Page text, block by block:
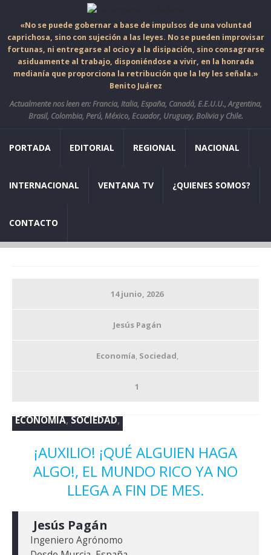
«No se puede gobernar a base de impulsos de una voluntad
caprichosa, sino con sujeción a las leyes. No se pueden improvisar
fortunas, ni entregarse al ocio y a la disipación, sino consagrarse
asiduamente al trabajo, disponiéndose a vivir, en la honrada
medianía que proporciona la retribución que la ley les señala.»
Benito Juárez
Actualmente nos leen en: Francia, Italia, España, Canadá, E.E.U.U., Argentina,
Brasil, Colombia, Perú, México, Ecuador, Uruguay, Bolivia y Chile.
PORTADA EDITORIAL REGIONAL NACIONAL
INTERNACIONAL VENTANA TV ¿QUIENES SOMOS?
CONTACTO
14 junio, 2026
Jesús Pagán
Economía, Sociedad,
1
ECONOMÍA,SOCIEDAD,
¡AUXILIO! ¡QUÉ ALGUIEN HAGA
ALGO!, EL MUNDO RICO YA NO
LLEGA A FIN DE MES.
Jesús Pagán
Ingeniero Agrónomo